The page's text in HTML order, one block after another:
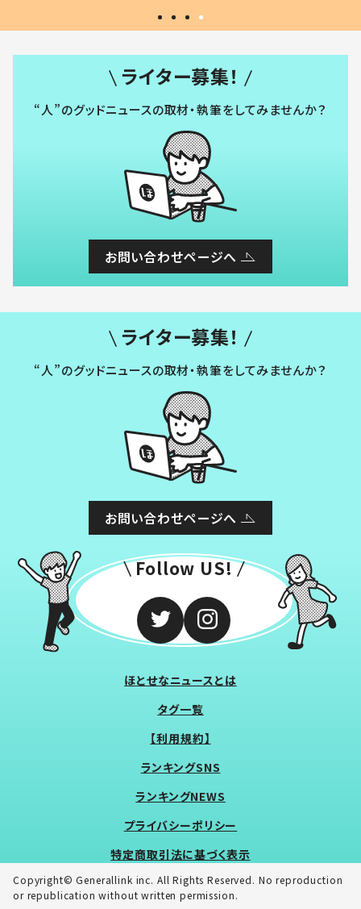
ライター募集！
“人”のグッドニュースの取材・執筆をしてみませんか？
お問い合わせページへ
ライター募集！
“人”のグッドニュースの取材・執筆をしてみませんか？
お問い合わせページへ
Follow US!
ほとせなニュースとは
タグ一覧
【利用規約】
ランキングSNS
ランキングNEWS
プライバシーポリシー
特定商取引法に基づく表示
Copyright© Generallink inc. All Rights Reserved. No reproduction
or republication without written permission.